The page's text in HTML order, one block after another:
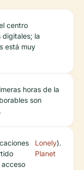
centro
digitales; la
está muy
horas de la
son
acceso
Lonely
Planet
).